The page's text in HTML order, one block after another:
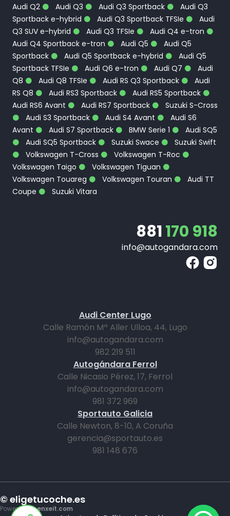
Audi Q2
Audi Q3 Audi Q3 Sportback
Audi Q3
Sportback e-hybrid
Audi Q3 Sportback TFSIe
Audi
Q3 SUV e-hybrid
Audi Q3 TFSIe
Audi Q4 e-tron
Audi Q4 Sportback e-tron
Audi Q5
Audi Q5
Sportback
Audi Q5 Sportback e-hybrid
Audi Q5
Sportback TFSIe
Audi Q6 e-tron Audi Q7
Audi
Q8
Audi Q8 TFSIe Audi RS Q3 Sportback
Audi
RS Q8
Audi RS3 Sportback
Audi RS5 Sportback
Audi RS6 Avant
Audi RS7 Sportback
Suzuki S-Cross
Audi S3 Sportback
Audi S4 Avant
Audi S6
Avant
Audi S7 Sportback BMW Serie 1
Audi SQ5
Audi SQ5 Sportback
Suzuki Swace
Suzuki Swift
Volkswagen T-Cross
Volkswagen T-Roc
Volkswagen Taigo
Volkswagen Tiguan
Volkswagen Touareg
Volkswagen Touran
Audi TT
Coupe
Suzuki Vitara
881170 918
info@autogandara.com
Audi Center Lugo
Calle Ramón Mª Aller Ulloa, 44, Lugo
info@autogandara.com
982 219 511
Autogándara Ferrol
Calle Nicasio Pérez, 17, Ferrol
info@autogandara.com
981 372 969
Sportauto Galicia
Calle Newton, 8-10, A Coruña
gerencia@sportauto.es
981 148 676
© eligetucoche.es
Powered byenxeit.com